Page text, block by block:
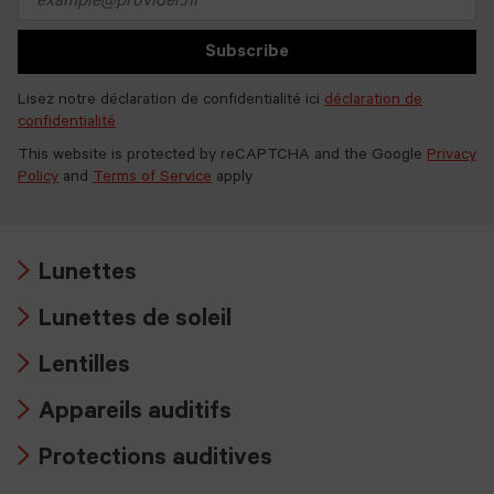
address
Subscribe
Lisez notre déclaration de confidentialité ici déclaration de
confidentialité
This website is protected by reCAPTCHA and the Google Privacy
Policy and Terms of Service apply
icon
Lunettes
icon
Lunettes de soleil
icon
Lentilles
icon
Appareils auditifs
Protections auditives